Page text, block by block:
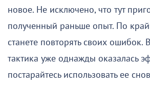
новое. Не исключено, что тут
полученный раньше опыт. По
станете повторять своих ошибок.
тактика уже однажды оказалась
постарайтесь использовать ее